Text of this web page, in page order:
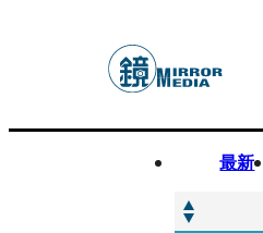
最新
快訊